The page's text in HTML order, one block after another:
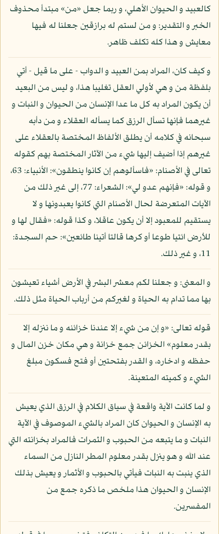
كالعبيد و الحيوان الأهلي، و ربما جعل «من» مبتدأ محذوف
الخبر و التقدير: و من لستم له برازقين جعلنا له فيها
معايش و هذا كله تكلف ظاهر.
و كيف كان، المراد بمن العبيد و الدواب - على ما قيل - أتي
بلفظة من و هي لأولي العقل تغليبا هذا، و ليس من البعيد
أن يكون المراد به كل ما عدا الإنسان من الحيوان و النبات و
غيرهما فإنها تسأل الرزق كما يسأله العقلاء و من دأبه
سبحانه في كلامه أن يطلق الألفاظ المختصة بالعقلاء على
غيرهم إذا أضيف إليها شيء من الآثار المختصة بهم كقوله
تعالى في الأصنام: «فاسألوهم إن كانوا ينطقون»: الأنبياء: 63،
و قوله: «فإنهم عدو لي»: الشعراء: 77، إلى غير ذلك من
الآيات المتعرضة لحال الأصنام التي كانوا يعبدونها و لا
يستقيم للمعبود إلا أن يكون عاقلا، و كذا قوله: «فقال لها و
للأرض ائتيا طوعا أو كرها قالتا أتينا طائعين»: حم السجدة:
11، و غير ذلك.
و المعنى: و جعلنا لكم معشر البشر في الأرض أشياء تعيشون
بها مما تدام به الحياة و لغيركم من أرباب الحياة مثل ذلك.
قوله تعالى: «و إن من شيء إلا عندنا خزائنه و ما ننزله إلا
بقدر معلوم» الخزائن جمع خزانة و هي مكان خزن المال و
حفظه و ادخاره، و القدر بفتحتين أو فتح فسكون مبلغ
الشيء و كميته المتعينة.
و لما كانت الآية واقعة في سياق الكلام في الرزق الذي يعيش
به الإنسان و الحيوان كان المراد بالشيء الموصوف في الآية
النبات و ما يتبعه من الحبوب و الثمرات فالمراد بخزانته التي
عند الله و هو ينزل بقدر معلوم المطر النازل من السماء
الذي ينبت به النبات فيأتي بالحبوب و الأثمار و يعيش بذلك
الإنسان و الحيوان هذا ملخص ما ذكره جمع من
المفسرين.